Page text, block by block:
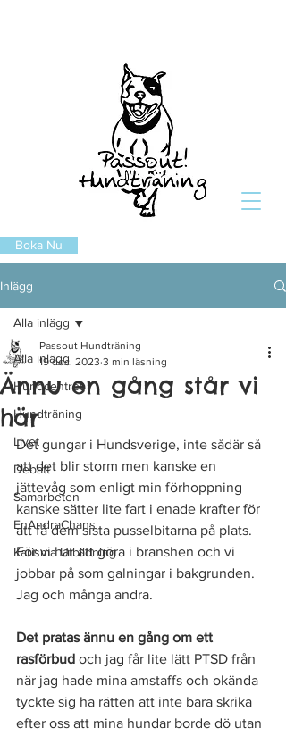
Boka Nu
Inlägg
Alla inlägg
Hundcentret
Hundträning
Livet
Debatt
Samarbeten
EnAndraChans
Karisma Utbildning
Alla inlägg
Ännu en gång står vi
här
Passout Hundträning
19 dec. 2023 3 min läsning
Det gungar i Hundsverige, inte sådär så
att det blir storm men kanske en
jättevåg som enligt min förhoppning
kanske sätter lite fart i enade krafter för
att få dem sista pusselbitarna på plats.
För vi har att göra i branshen och vi
jobbar på som galningar i bakgrunden.
Jag och många andra.
Det pratas ännu en gång om ett
rasförbud och jag får lite lätt PTSD från
när jag hade mina amstaffs och okända
tyckte sig ha rätten att inte bara skrika
efter oss att mina hundar borde dö utan